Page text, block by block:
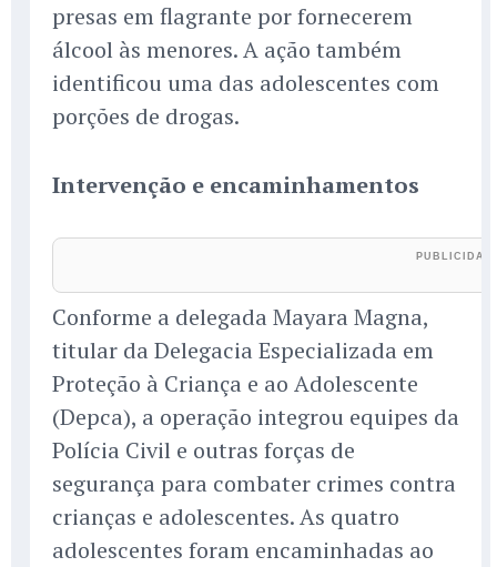
presas em flagrante por fornecerem
álcool às menores. A ação também
identificou uma das adolescentes com
porções de drogas.
Intervenção e encaminhamentos
Conforme a delegada Mayara Magna,
titular da Delegacia Especializada em
Proteção à Criança e ao Adolescente
(Depca), a operação integrou equipes da
Polícia Civil e outras forças de
segurança para combater crimes contra
crianças e adolescentes. As quatro
adolescentes foram encaminhadas ao